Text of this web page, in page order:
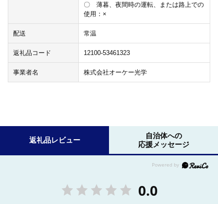
〇 薄暮、夜間時の運転、または路上での
使用：×
配送 常温
返礼品コード 12100-53461323
事業者名 株式会社オーケー光学
返礼品レビュー
自治体への
応援メッセージ
0.0